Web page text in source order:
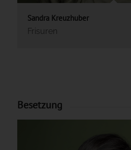
Sandra Kreuzhuber
Frisuren
Besetzung